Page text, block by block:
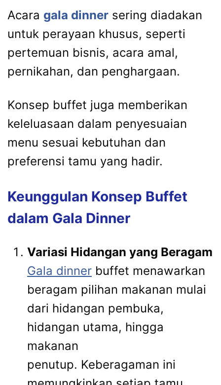
Acara gala dinner sering diadakan
untuk perayaan khusus, seperti
pertemuan bisnis, acara amal,
pernikahan, dan penghargaan.
Konsep buffet juga memberikan
keleluasaan dalam penyesuaian
menu sesuai kebutuhan dan
preferensi tamu yang hadir.
Keunggulan Konsep Buffet
dalam Gala Dinner
Variasi Hidangan yang Beragam
Gala dinner buffet menawarkan
beragam pilihan makanan mulai
dari hidangan pembuka,
hidangan utama, hingga
makanan
penutup. Keberagaman ini